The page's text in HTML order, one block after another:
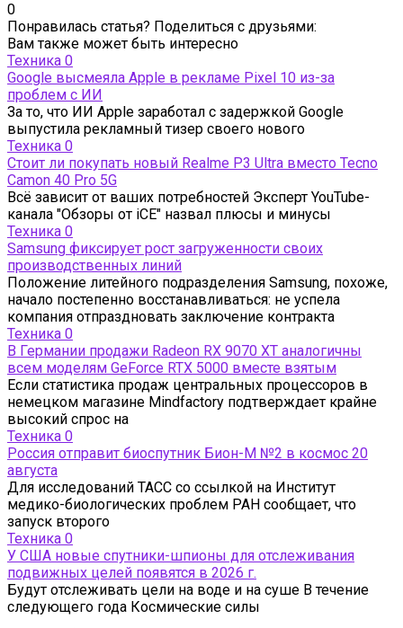
0
Понравилась статья? Поделиться с друзьями:
Вам также может быть интересно
Техника 0
Google высмеяла Apple в рекламе Pixel 10 из-за
проблем с ИИ
За то, что ИИ Apple заработал с задержкой Google
выпустила рекламный тизер своего нового
Техника 0
Стоит ли покупать новый Realme P3 Ultra вместо Tecno
Camon 40 Pro 5G
Всё зависит от ваших потребностей Эксперт YouTube-
канала "Обзоры от iCE" назвал плюсы и минусы
Техника 0
Samsung фиксирует рост загруженности своих
производственных линий
Положение литейного подразделения Samsung, похоже,
начало постепенно восстанавливаться: не успела
компания отпраздновать заключение контракта
Техника 0
В Германии продажи Radeon RX 9070 XT аналогичны
всем моделям GeForce RTX 5000 вместе взятым
Если статистика продаж центральных процессоров в
немецком магазине Mindfactory подтверждает крайне
высокий спрос на
Техника 0
Россия отправит биоспутник Бион-М №2 в космос 20
августа
Для исследований ТАСС со ссылкой на Институт
медико-биологических проблем РАН сообщает, что
запуск второго
Техника 0
У США новые спутники-шпионы для отслеживания
подвижных целей появятся в 2026 г.
Будут отслеживать цели на воде и на суше В течение
следующего года Космические силы